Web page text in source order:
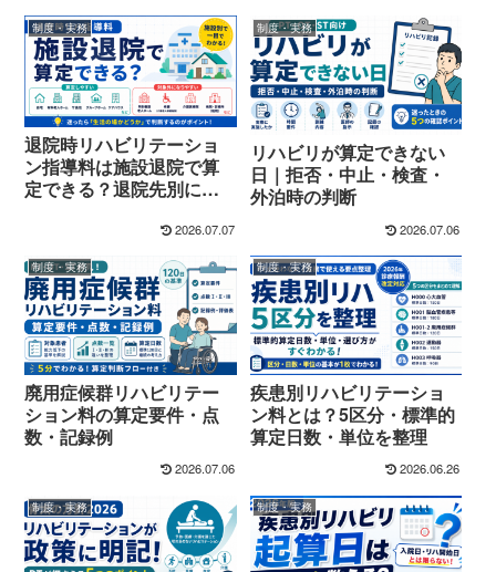
制度・実務
退院時リハビリテーショ
ン指導料は施設退院で算
定できる？退院先別に整
2026.07.07
制度・実務
リハビリが算定できない
日｜拒否・中止・検査・
外泊時の判断
2026.07.06
制度・実務
廃用症候群リハビリテー
ション料の算定要件・点
数・記録例
2026.07.06
制度・実務
疾患別リハビリテーショ
ン料とは？5区分・標準的
算定日数・単位を整理
2026.06.26
制度・実務 制度・実務